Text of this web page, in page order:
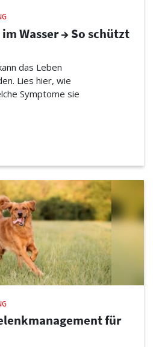
Wasser → So schützt
das Leben
Lies hier, wie
Symptome sie
für